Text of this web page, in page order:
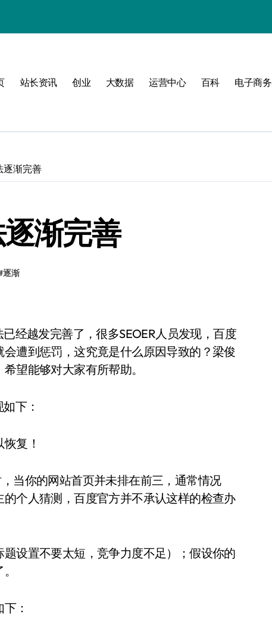
站长资讯 创业 大数据 运营中心 百科 电子商务
逐渐完善
渐完善
逐渐
经越发完善了，很多SEOER人员发现，百度
遭到惩罚，这究竟是什么原因导致的？梁俊
望能够对大家有所帮助。
下：
复！
当你的网站首页并未排在前三，通常情况
个人猜测，百度官方并不承认这样的检查办
设置不要太短，竞争力度不足）；假设你的
：